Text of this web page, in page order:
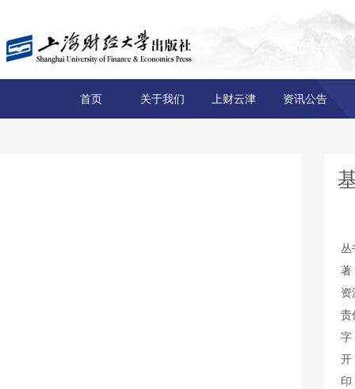
首页 关于我们 上财云津 资讯公告
丛
著
资
责